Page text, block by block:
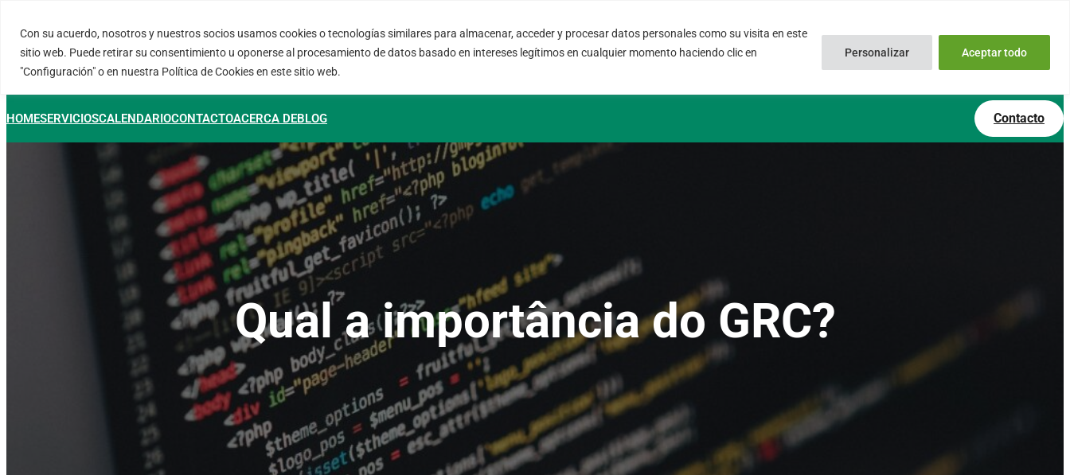
Con su acuerdo, nosotros y nuestros socios usamos cookies o tecnologías similares para almacenar, acceder y procesar datos personales como su visita en este
sitio web. Puede retirar su consentimiento u oponerse al procesamiento de datos basado en intereses legítimos en cualquier momento haciendo clic en
"Configuración" o en nuestra Política de Cookies en este sitio web.
Personalizar Aceptar todo
contenido FORTINUX.COM
08004 – Barcelona
Cataluña – España
info@fortinux.com
0034 – 644 79 25 79
Lun – Vie 9:00 AM a 6:00PM
HOMESERVICIOSCALENDARIOCONTACTOACERCA DEBLOG Contacto
Qual a importância do GRC?